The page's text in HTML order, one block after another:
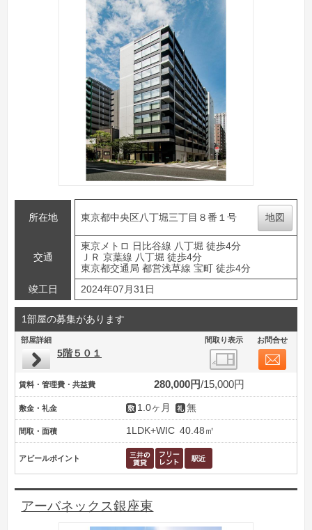
所在地 東京都中央区八丁堀三丁目８番１号 地図
交通
東京メトロ 日比谷線 八丁堀 徒歩4分
ＪＲ 京葉線 八丁堀 徒歩4分
東京都交通局 都営浅草線 宝町 徒歩4分
竣工日
2024年07月31日
1部屋の募集があります
部屋詳細 間取り表示 お問合せ
5階５０１
賃料・管理費・共益費 280,000円 15,000円
敷金・礼金 1.0ヶ月 無
間取・面積 1LDK+WIC 40.48㎡
アピールポイント
アーバネックス銀座東